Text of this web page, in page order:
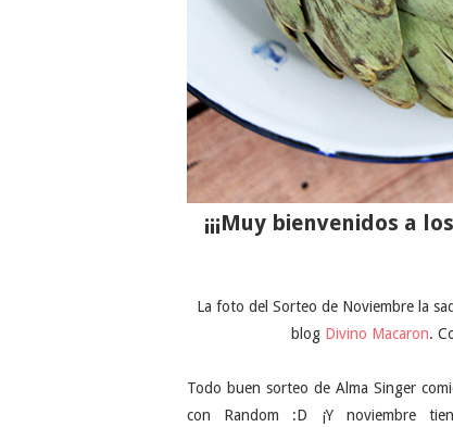
¡¡¡Muy bienvenidos a
La foto del Sorteo de Noviembre la
blog Divino Macaron.
Todo buen sorteo de Alma Singer
con Random :D ¡Y noviembre